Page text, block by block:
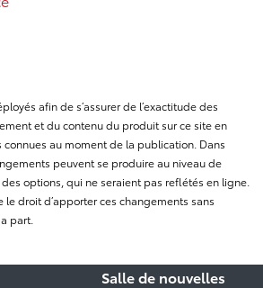
afin de s’assurer de l’exactitude des
et du contenu du produit sur ce site en
au moment de la publication. Dans
peuvent se produire au niveau de
options, qui ne seraient pas reflétés en ligne.
le droit d’apporter ces changements sans
part.
Salle de nouvelles